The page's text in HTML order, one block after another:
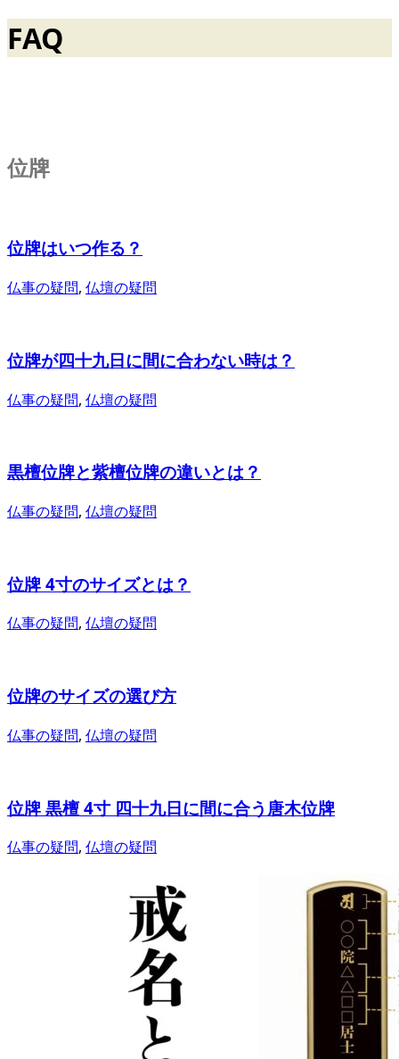
FAQ
位牌
位牌はいつ作る？
仏事の疑問, 仏壇の疑問
位牌が四十九日に間に合わない時は？
仏事の疑問, 仏壇の疑問
黒檀位牌と紫檀位牌の違いとは？
仏事の疑問, 仏壇の疑問
位牌 4寸のサイズとは？
仏事の疑問, 仏壇の疑問
位牌のサイズの選び方
仏事の疑問, 仏壇の疑問
位牌 黒檀 4寸 四十九日に間に合う唐木位牌
仏事の疑問, 仏壇の疑問